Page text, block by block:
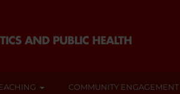
COMMUNITY ENGAGEMENT